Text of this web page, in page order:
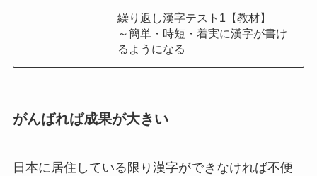
繰り返し漢字テスト1【教材】
～簡単・時短・着実に漢字が書け
るようになる
がんばれば成果が大きい
日本に居住している限り漢字ができなければ不便